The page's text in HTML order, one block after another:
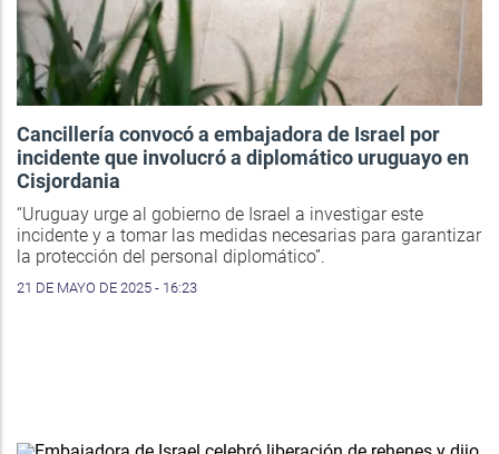
Cancillería convocó a embajadora de Israel por
incidente que involucró a diplomático uruguayo en
Cisjordania
“Uruguay urge al gobierno de Israel a investigar este
incidente y a tomar las medidas necesarias para garantizar
la protección del personal diplomático”.
21 DE MAYO DE 2025 - 16:23